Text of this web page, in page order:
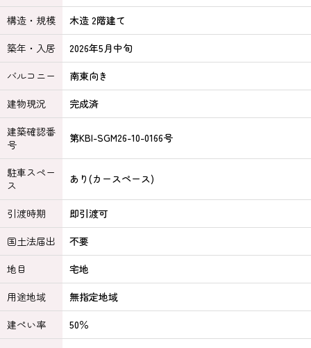
構造・規模
木造 2階建て
築年・入居
2026年5月中旬
バルコニー
南東向き
建物現況
完成済
建築確認番
号
第KBI-SGM26-10-0166号
駐車スペー
ス
あり(カースペース)
引渡時期
即引渡可
国土法届出
不要
地目
宅地
用途地域
無指定地域
建ぺい率
50％